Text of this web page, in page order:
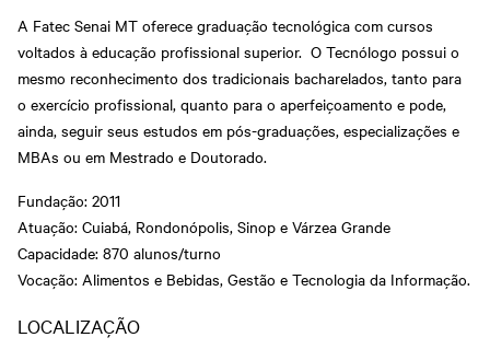
Todos os Cursos
Validar Documento -
Cadastre-se em nossa
Newsletter
Apoio para startups -
Senai Hub
Sesi Senai
Portal do Docente
Portal do Aluno
Unidades Móveis
Cadastre-se em nossa
Hub de inovação da
indústria
Parceria Senar x Senai
Cuiabá
Campo Verde
Rondonópolis
Sinop
Várzea Grande
Assessoria de
Comunicação
Trabalhe Conosco
Regional
Abrir Solicitação no SAC
Downloads
A Fatec Senai MT oferece graduação tecnológica com cursos
voltados à educação profissional superior. O Tecnólogo possui o
mesmo reconhecimento dos tradicionais bacharelados, tanto para
o exercício profissional, quanto para o aperfeiçoamento e pode,
ainda, seguir seus estudos em pós-graduações, especializações e
MBAs ou em Mestrado e Doutorado.
Fundação: 2011
Atuação: Cuiabá, Rondonópolis, Sinop e Várzea Grande
Capacidade: 870 alunos/turno
Vocação: Alimentos e Bebidas, Gestão e Tecnologia da Informação.
LOCALIZAÇÃO